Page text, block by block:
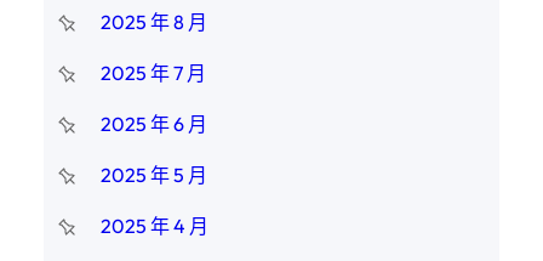
2025 年 8 月
2025 年 7 月
2025 年 6 月
2025 年 5 月
2025 年 4 月